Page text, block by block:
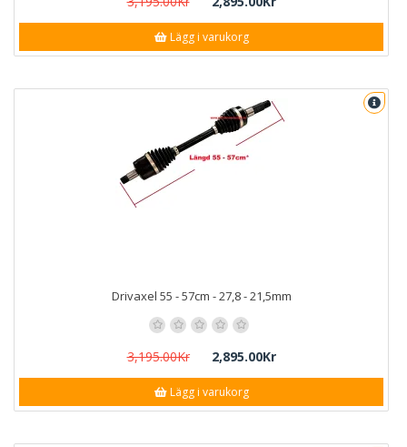
Lägg i varukorg
Drivaxel 55 - 57cm - 27,8 - 21,5mm
3,195.00Kr 2,895.00Kr
Lägg i varukorg